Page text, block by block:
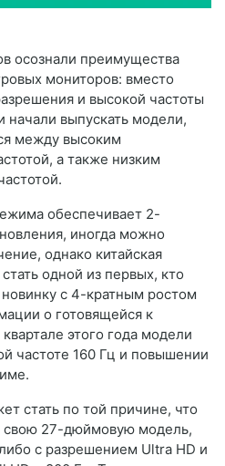
осознали преимущества
мониторов: вместо
и высокой частоты
выпускать модели,
между высоким
а также низким
обеспечивает 2-
иногда можно
однако китайская
одной из первых, кто
с 4-кратным ростом
о готовящейся к
этого года модели
частоте 160 Гц и повышении
стать по той причине, что
свою 27-дюймовую модель,
с разрешением Ultra HD и